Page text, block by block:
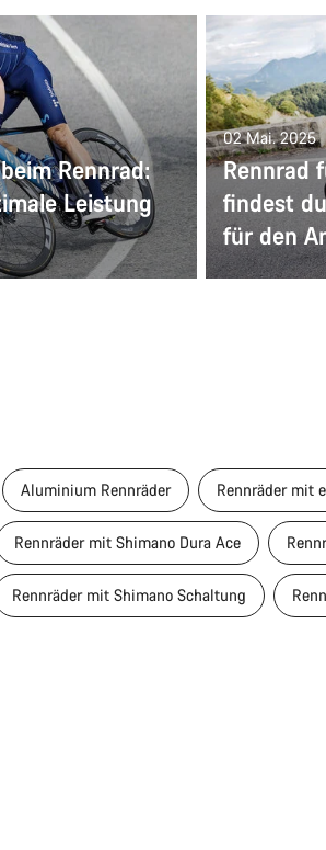
Rennrad:
Leistung
02 Mai. 2025
Rennrad
findest
für den
Aluminium Rennräder Rennräder mit
Rennräder mit Shimano Dura Ace
Rennräder mit Shimano Schaltung